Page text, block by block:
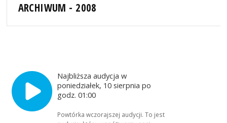
ARCHIWUM - 2008
Najbliższa audycja w
poniedziałek, 10 sierpnia po
godz. 01:00
Powtórka wczorajszej audycji. To jest